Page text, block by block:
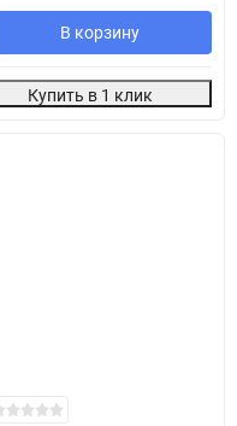
В корзину
Купить в 1 клик